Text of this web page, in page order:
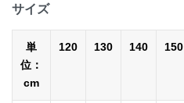
サイズ
単
位：
cm
120 130 140 150